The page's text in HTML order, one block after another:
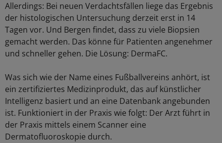
Allerdings: Bei neuen Verdachtsfällen liege das Ergebnis
der histologischen Untersuchung derzeit erst in 14
Tagen vor. Und Bergen findet, dass zu viele Biopsien
gemacht werden. Das könne für Patienten angenehmer
und schneller gehen. Die Lösung: DermaFC.
Was sich wie der Name eines Fußballvereins anhört, ist
ein zertifiziertes Medizinprodukt, das auf künstlicher
Intelligenz basiert und an eine Datenbank angebunden
ist. Funktioniert in der Praxis wie folgt: Der Arzt führt in
der Praxis mittels einem Scanner eine
Dermatofluoroskopie durch.